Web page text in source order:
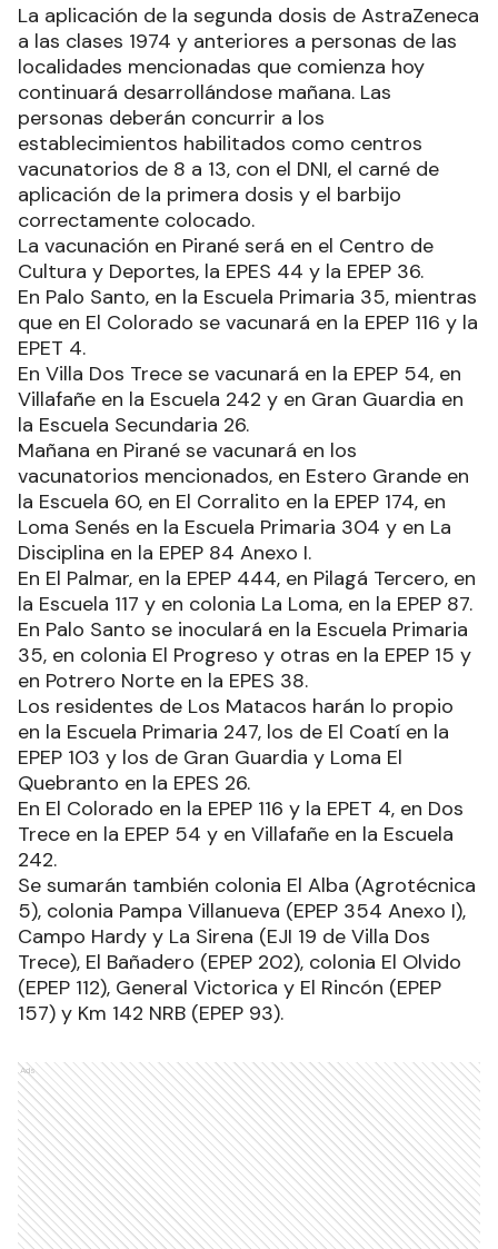
La aplicación de la segunda dosis de AstraZeneca
a las clases 1974 y anteriores a personas de las
localidades mencionadas que comienza hoy
continuará desarrollándose mañana. Las
personas deberán concurrir a los
establecimientos habilitados como centros
vacunatorios de 8 a 13, con el DNI, el carné de
aplicación de la primera dosis y el barbijo
correctamente colocado.
La vacunación en Pirané será en el Centro de
Cultura y Deportes, la EPES 44 y la EPEP 36.
En Palo Santo, en la Escuela Primaria 35, mientras
que en El Colorado se vacunará en la EPEP 116 y la
EPET 4.
En Villa Dos Trece se vacunará en la EPEP 54, en
Villafañe en la Escuela 242 y en Gran Guardia en
la Escuela Secundaria 26.
Mañana en Pirané se vacunará en los
vacunatorios mencionados, en Estero Grande en
la Escuela 60, en El Corralito en la EPEP 174, en
Loma Senés en la Escuela Primaria 304 y en La
Disciplina en la EPEP 84 Anexo I.
En El Palmar, en la EPEP 444, en Pilagá Tercero, en
la Escuela 117 y en colonia La Loma, en la EPEP 87.
En Palo Santo se inoculará en la Escuela Primaria
35, en colonia El Progreso y otras en la EPEP 15 y
en Potrero Norte en la EPES 38.
Los residentes de Los Matacos harán lo propio
en la Escuela Primaria 247, los de El Coatí en la
EPEP 103 y los de Gran Guardia y Loma El
Quebranto en la EPES 26.
En El Colorado en la EPEP 116 y la EPET 4, en Dos
Trece en la EPEP 54 y en Villafañe en la Escuela
242.
Se sumarán también colonia El Alba (Agrotécnica
5), colonia Pampa Villanueva (EPEP 354 Anexo I),
Campo Hardy y La Sirena (EJI 19 de Villa Dos
Trece), El Bañadero (EPEP 202), colonia El Olvido
(EPEP 112), General Victorica y El Rincón (EPEP
157) y Km 142 NRB (EPEP 93).
Ads